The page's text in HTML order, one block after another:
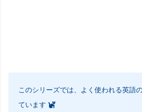
このシリーズでは、よく使われる英語
ています